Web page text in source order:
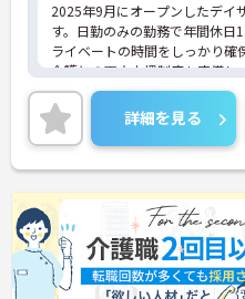
2025年9月にオープンしたデイ
す。日勤のみの勤務で年間休日
ライベートの時間をしっかり
介護との両立支援制度も完備し
応じて安心して働けます！さら
グラムでキャリアアップを全面
成長できる環境が整っていま
接ポイントをお伝えしますので
ださい。
詳細を見る